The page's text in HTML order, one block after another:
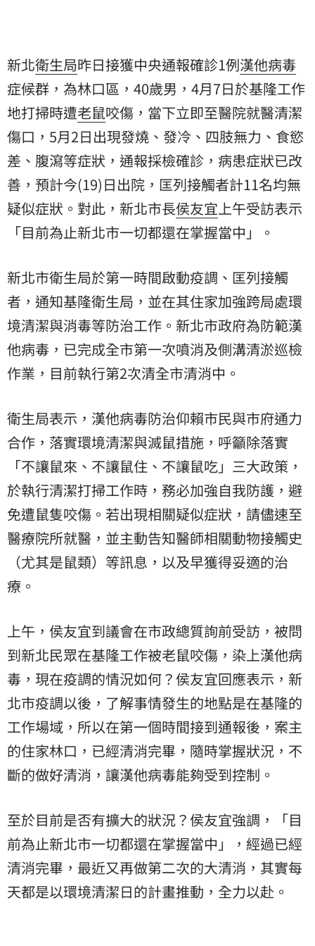
新北衛生局昨日接獲中央通報確診1例漢他病毒
症候群，為林口區，40歲男，4月7日於基隆工作
地打掃時遭老鼠咬傷，當下立即至醫院就醫清潔
傷口，5月2日出現發燒、發冷、四肢無力、食慾
差、腹瀉等症狀，通報採檢確診，病患症狀已改
善，預計今(19)日出院，匡列接觸者計11名均無
疑似症狀。對此，新北市長侯友宜上午受訪表示
「目前為止新北市一切都還在掌握當中」。
新北市衛生局於第一時間啟動疫調、匡列接觸
者，通知基隆衛生局，並在其住家加強跨局處環
境清潔與消毒等防治工作。新北市政府為防範漢
他病毒，已完成全市第一次噴消及側溝清淤巡檢
作業，目前執行第2次清全市清消中。
衛生局表示，漢他病毒防治仰賴市民與市府通力
合作，落實環境清潔與滅鼠措施，呼籲除落實
「不讓鼠來、不讓鼠住、不讓鼠吃」三大政策，
於執行清潔打掃工作時，務必加強自我防護，避
免遭鼠隻咬傷。若出現相關疑似症狀，請儘速至
醫療院所就醫，並主動告知醫師相關動物接觸史
（尤其是鼠類）等訊息，以及早獲得妥適的治
療。
上午，侯友宜到議會在市政總質詢前受訪，被問
到新北民眾在基隆工作被老鼠咬傷，染上漢他病
毒，現在疫調的情況如何？侯友宜回應表示，新
北市疫調以後，了解事情發生的地點是在基隆的
工作場域，所以在第一個時間接到通報後，案主
的住家林口，已經清消完畢，隨時掌握狀況，不
斷的做好清消，讓漢他病毒能夠受到控制。
至於目前是否有擴大的狀況？侯友宜強調，「目
前為止新北市一切都還在掌握當中」，經過已經
清消完畢，最近又再做第二次的大清消，其實每
天都是以環境清潔日的計畫推動，全力以赴。